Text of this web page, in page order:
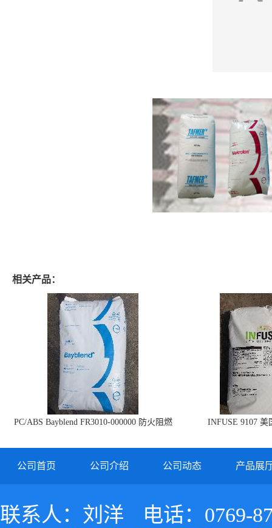
相关产品：
PC/ABS Bayblend FR3010-000000 防火阻燃
INFUSE 9107 美
公司首页 公司介绍 公司动态 产品展
联系人：刘洋
电话：0769-